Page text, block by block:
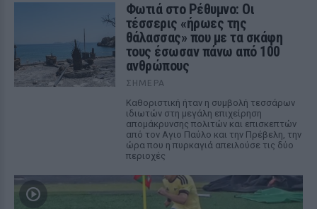
Φωτιά στο Ρέθυμνο: Οι
τέσσερις «ήρωες της
θάλασσας» που με τα σκάφη
τους έσωσαν πάνω από 100
ανθρώπους
ΣΉΜΕΡΑ
Καθοριστική ήταν η συμβολή τεσσάρων
ιδιωτών στη μεγάλη επιχείρηση
απομάκρυνσης πολιτών και επισκεπτών
από τον Αγιο Παύλο και την Πρέβελη, την
ώρα που η πυρκαγιά απειλούσε τις δύο
περιοχές